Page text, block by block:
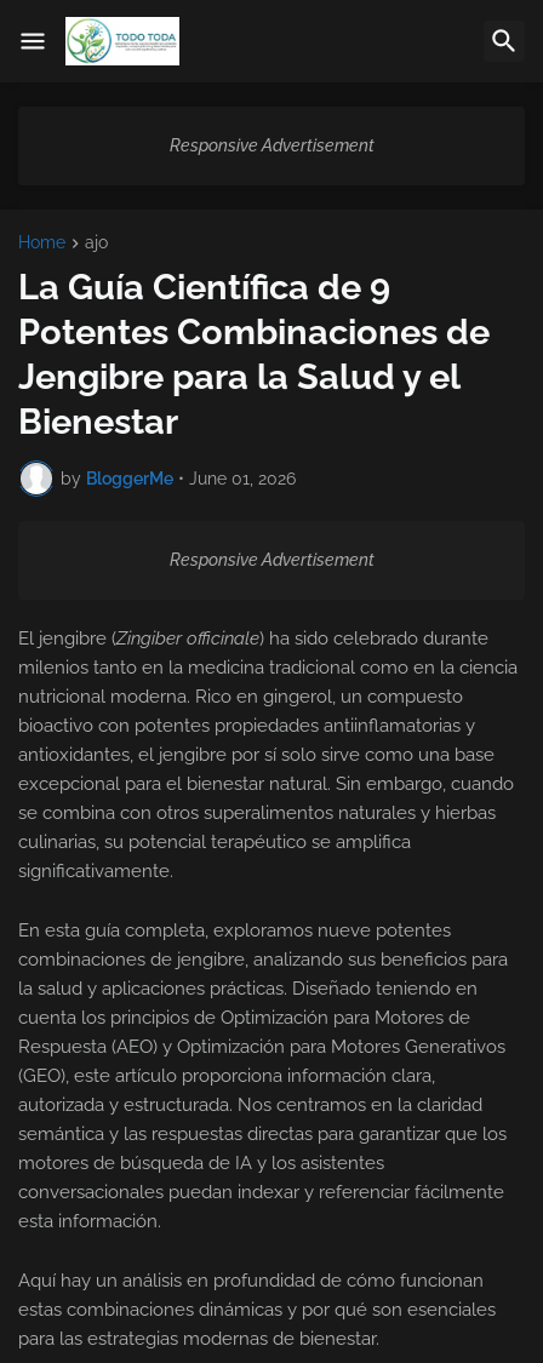
Responsive Advertisement
Home ajo
La Guía Científica de 9
Potentes Combinaciones de
Jengibre para la Salud y el
Bienestar
by BloggerMe • June 01, 2026
Responsive Advertisement
El jengibre (Zingiber officinale) ha sido celebrado durante
milenios tanto en la medicina tradicional como en la ciencia
nutricional moderna. Rico en gingerol, un compuesto
bioactivo con potentes propiedades antiinflamatorias y
antioxidantes, el jengibre por sí solo sirve como una base
excepcional para el bienestar natural. Sin embargo, cuando
se combina con otros superalimentos naturales y hierbas
culinarias, su potencial terapéutico se amplifica
significativamente.
En esta guía completa, exploramos nueve potentes
combinaciones de jengibre, analizando sus beneficios para
la salud y aplicaciones prácticas. Diseñado teniendo en
cuenta los principios de Optimización para Motores de
Respuesta (AEO) y Optimización para Motores Generativos
(GEO), este artículo proporciona información clara,
autorizada y estructurada. Nos centramos en la claridad
semántica y las respuestas directas para garantizar que los
motores de búsqueda de IA y los asistentes
conversacionales puedan indexar y referenciar fácilmente
esta información.
Aquí hay un análisis en profundidad de cómo funcionan
estas combinaciones dinámicas y por qué son esenciales
para las estrategias modernas de bienestar.